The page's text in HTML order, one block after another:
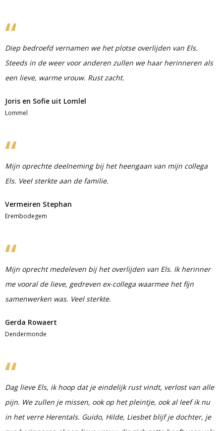
Diep bedroefd vernamen we het plotse overlijden van Els.
Steeds in de weer voor anderen zullen we haar herinneren als
een lieve, warme vrouw. Rust zacht.
Joris en Sofie uit Lomlel
Lommel
Mijn oprechte deelneming bij het heengaan van mijn collega
Els. Veel sterkte aan de familie.
Vermeiren Stephan
Erembodegem
Mijn oprecht medeleven bij het overlijden van Els. Ik herinner
me vooral de lieve, gedreven ex-collega waarmee het fijn
samenwerken was. Veel sterkte.
Gerda Rowaert
Dendermonde
Dag lieve Els, ik hoop dat je eindelijk rust vindt, verlost van alle
pijn. We zullen je missen, ook op het pleintje, ook al leef ik nu
in het verre Herentals. Guido, Hilde, Liesbet blijf je dochter, je